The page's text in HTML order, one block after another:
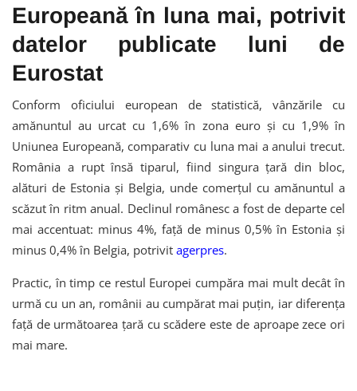
Europeană în luna mai, potrivit
datelor publicate luni de
Eurostat
Conform oficiului european de statistică, vânzările cu
amănuntul au urcat cu 1,6% în zona euro și cu 1,9% în
Uniunea Europeană, comparativ cu luna mai a anului trecut.
România a rupt însă tiparul, fiind singura țară din bloc,
alături de Estonia și Belgia, unde comerțul cu amănuntul a
scăzut în ritm anual. Declinul românesc a fost de departe cel
mai accentuat: minus 4%, față de minus 0,5% în Estonia și
minus 0,4% în Belgia, potrivit agerpres.
Practic, în timp ce restul Europei cumpăra mai mult decât în
urmă cu un an, românii au cumpărat mai puțin, iar diferența
față de următoarea țară cu scădere este de aproape zece ori
mai mare.